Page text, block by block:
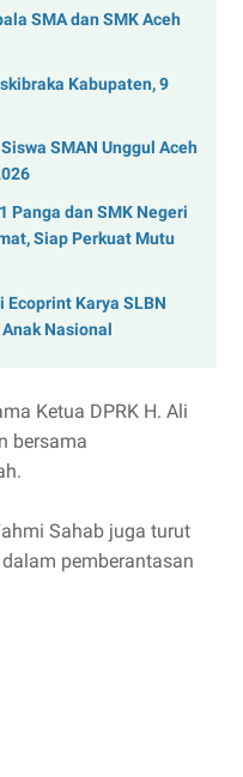
SMA dan SMK Aceh
Kabupaten, 9
SMAN Unggul Aceh
Panga dan SMK Negeri
Siap Perkuat Mutu
Ecoprint Karya SLBN
Nasional
Ketua DPRK H. Ali
bersama
Sahab juga turut
pemberantasan